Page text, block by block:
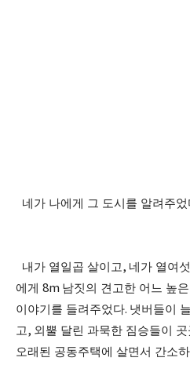
네가 나에게 그 도시를 알려주었
내가 열일곱 살이고, 네가 열여
에게 8m 남짓의 견고한 어느 높
이야기를 들려주었다. 냇버들이
고, 외뿔 달린 과묵한 짐승들이
오래된 공동주택에 살면서 간소